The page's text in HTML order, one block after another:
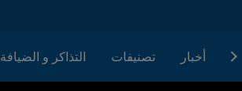
أخبار تصنيفات التذاكر و الضيافة